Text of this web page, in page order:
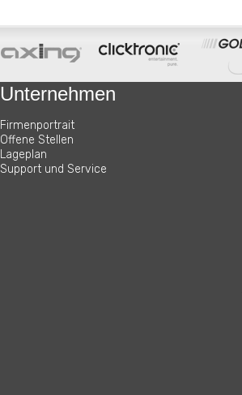
Unternehmen
Firmenportrait
Offene Stellen
Lageplan
Support und Service